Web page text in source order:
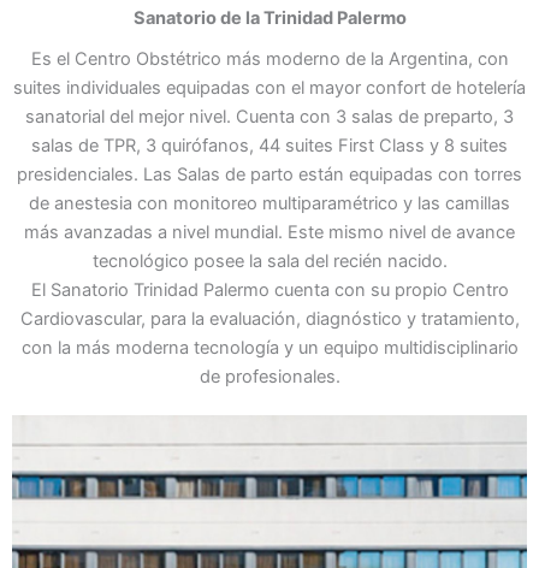
Sanatorio de la Trinidad Palermo
Es el Centro Obstétrico más moderno de la Argentina, con
suites individuales equipadas con el mayor confort de hotelería
sanatorial del mejor nivel. Cuenta con 3 salas de preparto, 3
salas de TPR, 3 quirófanos, 44 suites First Class y 8 suites
presidenciales. Las Salas de parto están equipadas con torres
de anestesia con monitoreo multiparamétrico y las camillas
más avanzadas a nivel mundial. Este mismo nivel de avance
tecnológico posee la sala del recién nacido.
El Sanatorio Trinidad Palermo cuenta con su propio Centro
Cardiovascular, para la evaluación, diagnóstico y tratamiento,
con la más moderna tecnología y un equipo multidisciplinario
de profesionales.